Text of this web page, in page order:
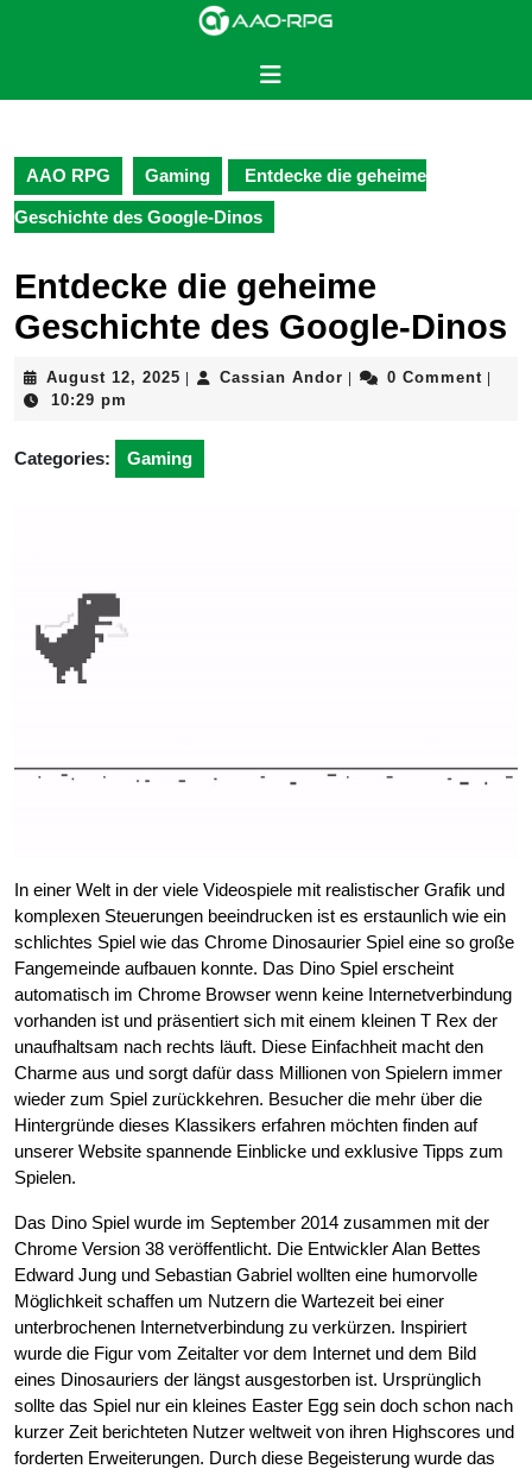
AAO RPG Gaming Entdecke die geheime
Geschichte des Google-Dinos
Entdecke die geheime
Geschichte des Google-Dinos
August 12, 2025 August
| Cassian Andor Cassian
| 0 Comment |
10:29 pm
Categories: Gaming
In einer Welt in der viele Videospiele mit realistischer Grafik und
komplexen Steuerungen beeindrucken ist es erstaunlich wie ein
schlichtes Spiel wie das Chrome Dinosaurier Spiel eine so große
Fangemeinde aufbauen konnte. Das Dino Spiel erscheint
automatisch im Chrome Browser wenn keine Internetverbindung
vorhanden ist und präsentiert sich mit einem kleinen T Rex der
unaufhaltsam nach rechts läuft. Diese Einfachheit macht den
Charme aus und sorgt dafür dass Millionen von Spielern immer
wieder zum Spiel zurückkehren. Besucher die mehr über die
Hintergründe dieses Klassikers erfahren möchten finden auf
unserer Website spannende Einblicke und exklusive Tipps zum
Spielen.
Das Dino Spiel wurde im September 2014 zusammen mit der
Chrome Version 38 veröffentlicht. Die Entwickler Alan Bettes
Edward Jung und Sebastian Gabriel wollten eine humorvolle
Möglichkeit schaffen um Nutzern die Wartezeit bei einer
unterbrochenen Internetverbindung zu verkürzen. Inspiriert
wurde die Figur vom Zeitalter vor dem Internet und dem Bild
eines Dinosauriers der längst ausgestorben ist. Ursprünglich
sollte das Spiel nur ein kleines Easter Egg sein doch schon nach
kurzer Zeit berichteten Nutzer weltweit von ihren Highscores und
forderten Erweiterungen. Durch diese Begeisterung wurde das